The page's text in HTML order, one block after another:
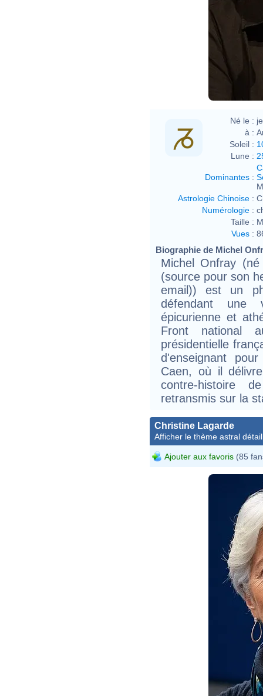
Né le :
à :
Soleil :
Lune :
Dominantes :
Astrologie Chinoise :
Numérologie :
Taille :
Vues :
Biographie de Michel
Michel Onfray
(source pour son
email)) est un
défendant une
épicurienne et
Front national
présidentielle
d'enseignant
Caen, où il
contre-histoire
retransmis sur la
Christine Lagarde
Afficher le thème astral
Ajouter aux favoris (85